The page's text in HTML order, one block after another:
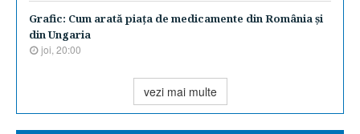
Grafic: Cum arată piaţa de medicamente din România şi
din Ungaria
joi, 20:00
vezi mai multe